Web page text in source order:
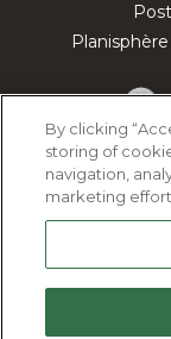
By clicking
storing of
navigation,
marketing